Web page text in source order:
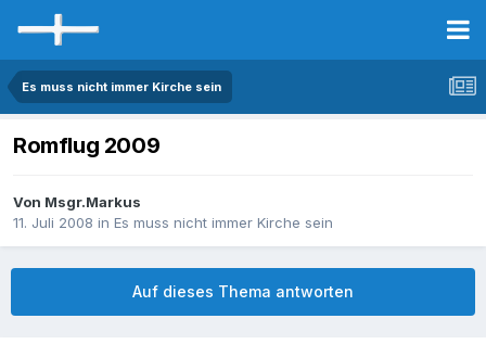
Es muss nicht immer Kirche sein
Romflug 2009
Von Msgr.Markus
11. Juli 2008 in Es muss nicht immer Kirche sein
Auf dieses Thema antworten